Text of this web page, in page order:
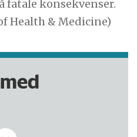
fatale konsekvenser.
Health & Medicine)